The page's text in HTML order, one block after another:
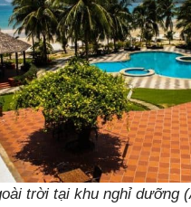
trời tại khu nghỉ dưỡng